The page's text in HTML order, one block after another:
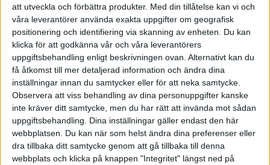
att utveckla och förbättra produkter. Med din tillåtelse kan vi och
våra leverantörer använda exakta uppgifter om geografisk
positionering och identifiering via skanning av enheten. Du kan
klicka för att godkänna vår och våra leverantörers
uppgiftsbehandling enligt beskrivningen ovan. Alternativt kan du
få åtkomst till mer detaljerad information och ändra dina
inställningar innan du samtycker eller för att neka samtycke.
Observera att viss behandling av dina personuppgifter kanske
inte kräver ditt samtycke, men du har rätt att invända mot sådan
uppgiftsbehandling. Dina inställningar gäller endast den här
webbplatsen. Du kan när som helst ändra dina preferenser eller
dra tillbaka ditt samtycke genom att gå tillbaka till denna
webbplats och klicka på knappen "Integritet" längst ned på
Hedin Automotoive, som säljer MG:s bilar, erbjuder den även till
privatleasing från 3.995 kronor i månaden för den som tecknar
upp sig på 36 månader. Erbjudandet gäller på lagerbilar fram
till årsskiftet. Elkombin MG5 mäter 4,6 meter på längden och
har ett bagage som sväljer 479 liter, eller upp till 1.367 liter
med andra raden fälld.Utöver det går det att hänga på ett släp
på 500 kilo.
MG5 erbjuds i två olika utföranden. Comfort, med en elmotor
på framaxeln med en effekt på 130 kW, har ett batteri på 50,3
kWh för 32 mils räckvidd. I utförandet Luxury har motorn en